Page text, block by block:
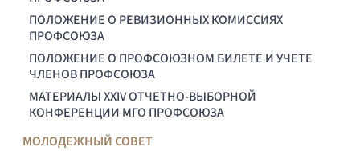
ПОЛОЖЕНИЕ О РЕВИЗИОННЫХ КОМИССИЯХ
ПРОФСОЮЗА
ПОЛОЖЕНИЕ О ПРОФСОЮЗНОМ БИЛЕТЕ И УЧЕТЕ
ЧЛЕНОВ ПРОФСОЮЗА
МАТЕРИАЛЫ XXIV ОТЧЕТНО-ВЫБОРНОЙ
КОНФЕРЕНЦИИ МГО ПРОФСОЮЗА
МОЛОДЕЖНЫЙ СОВЕТ